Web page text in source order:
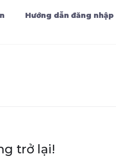
Hướng dẫn đăng nhập
trở lại!